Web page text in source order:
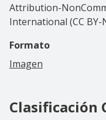
Attribution-
International (CC BY-
Formato
Imagen
Clasificación